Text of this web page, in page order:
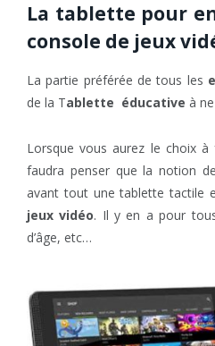
La tablette pour
console de jeux
La partie préférée de tous les
de la Tablette éducative à
Lorsque vous aurez le choix
faudra penser que la notion de
avant tout une tablette tactile
jeux vidéo. Il y en a pour
d’âge, etc…